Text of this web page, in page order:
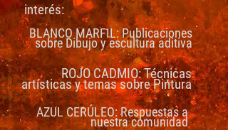
interés:
BLANCO MARFIL: Publicaciones
sobre Dibujo y escultura aditiva
ROJO CADMIO: Técnicas
artísticas y temas sobre Pintura
AZUL CERÚLEO: Respuestas a
nuestra comunidad